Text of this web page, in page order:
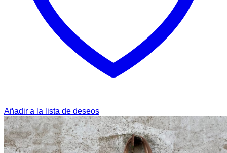
Añadir a la lista de deseos